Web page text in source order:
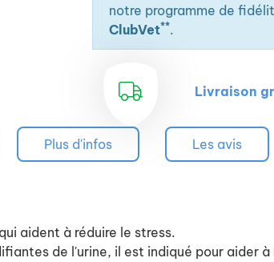
notre programme de
ClubVet**.
Livraison
Plus d'infos Les avis
aident à réduire le stress.
de l'urine, il est indiqué pour aider